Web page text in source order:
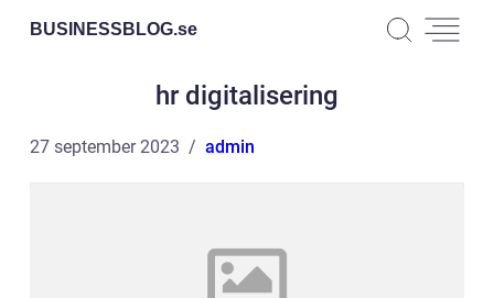
BUSINESSBLOG.se
hr digitalisering
27 september 2023 admin